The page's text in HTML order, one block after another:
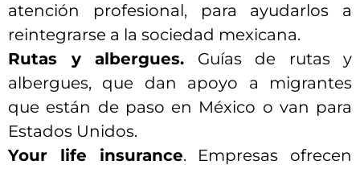
atención profesional, para ayudarlos a
reintegrarse a la sociedad mexicana.
Rutas y albergues. Guías de rutas y
albergues, que dan apoyo a migrantes
que están de paso en México o van para
Estados Unidos.
Your life insurance. Empresas ofrecen